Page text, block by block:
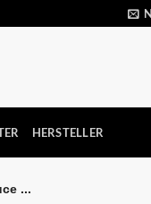
HERSTELLER
...